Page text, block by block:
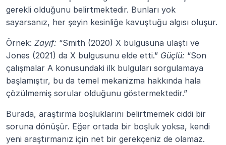
gerekli olduğunu belirtmektedir. Bunları yok
sayarsanız, her şeyin kesinliğe kavuştuğu algısı oluşur.
Örnek: Zayıf: “Smith (2020) X bulgusuna ulaştı ve
Jones (2021) da X bulgusunu elde etti.” Güçlü: “Son
çalışmalar A konusundaki ilk bulguları sorgulamaya
başlamıştır, bu da temel mekanizma hakkında hala
çözülmemiş sorular olduğunu göstermektedir.”
Burada, araştırma boşluklarını belirtmemek ciddi bir
soruna dönüşür. Eğer ortada bir boşluk yoksa, kendi
yeni araştırmanız için net bir gerekçeniz de olamaz.